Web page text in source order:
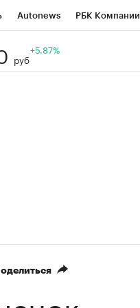
Autonews РБК Компании
Визионеры
руб
+5.87%